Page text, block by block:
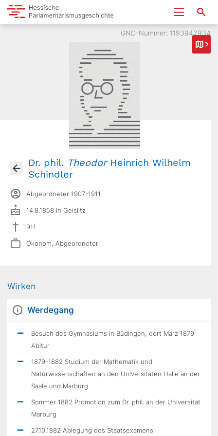
GND-Nummer: 1193942934
Dr. phil. TheodorHeinrich Wilhelm
Schindler
Abgeordneter 1907-1911
14.8.1858 in Geislitz
1911
Ökonom, Abgeordneter
Wirken
Werdegang
Besuch des Gymnasiums in Büdingen, dort März 1879
Abitur
1879-1882 Studium der Mathematik und
Naturwissenschaften an den Universitäten Halle an der
Saale und Marburg
Sommer 1882 Promotion zum Dr. phil. an der Universität
Marburg
27.10.1882 Ablegung des Staatsexamens